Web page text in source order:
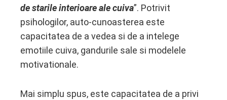
de starile interioare ale cuiva”. Potrivit
psihologilor, auto-cunoasterea este
capacitatea de a vedea si de a intelege
emotiile cuiva, gandurile sale si modelele
motivationale.
Mai simplu spus, este capacitatea de a privi